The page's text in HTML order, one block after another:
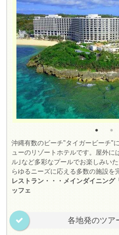
沖縄有数のビーチ"タイガービーチ"
ューのリゾートホテルです。屋外に
ル｣など多彩なプールでお楽しみい
らゆるニーズに応える多数の施設を
レストラン・・・メインダイニング
ッフェ
各地発のツア